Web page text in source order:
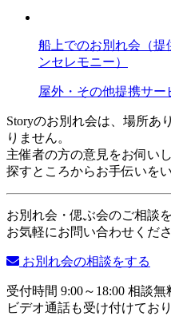
船上でのお別れ会（提
ンセレモニー）
屋外・その他提携サー
Storyのお別れ会は、場所あ
りません。
主催者の方の意見をお伺い
探すところからお手伝いを
お別れ会・偲ぶ会のご相談
お気軽にお問い合わせくだ
お別れ会の相談をする
受付時間 9:00～18:00 相談無
ビデオ通話も受け付けてお